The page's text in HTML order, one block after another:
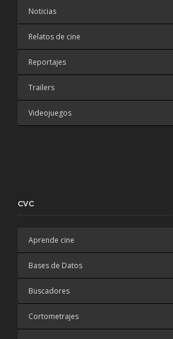
Noticias
Relatos de cine
Reportajes
Trailers
Videojuegos
CVC
Aprende cine
Bases de Datos
Buscadores
Cortometrajes